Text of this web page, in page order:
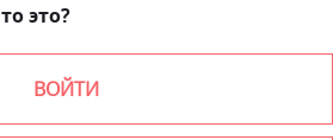
это?
ВОЙТИ